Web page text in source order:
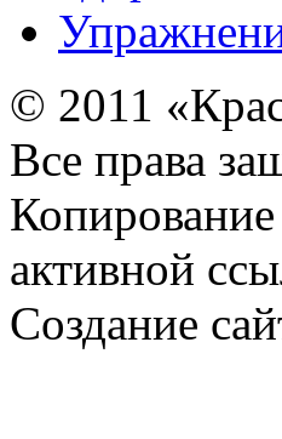
© 2011
Все права
активной
Создание